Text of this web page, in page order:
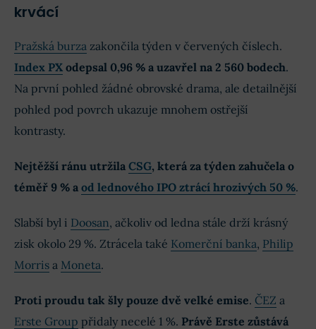
krvácí
Pražská burza zakončila týden v červených číslech.
Index PX odepsal 0,96 % a uzavřel na 2 560 bodech.
Na první pohled žádné obrovské drama, ale detailnější
pohled pod povrch ukazuje mnohem ostřejší
kontrasty.
Nejtěžší ránu utržila CSG, která za týden zahučela o
téměř 9 % a od lednového IPO ztrácí hrozivých 50 %.
Slabší byl i Doosan, ačkoliv od ledna stále drží krásný
zisk okolo 29 %. Ztrácela také Komerční banka, Philip
Morris a Moneta.
Proti proudu tak šly pouze dvě velké emise. ČEZ a
Erste Group přidaly necelé 1 %. Právě Erste zůstává